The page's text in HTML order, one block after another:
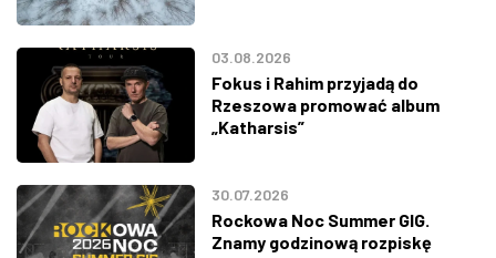
03.08.2026
Fokus i Rahim przyjadą do
Rzeszowa promować album
„Katharsis”
30.07.2026
Rockowa Noc Summer GIG.
Znamy godzinową rozpiskę